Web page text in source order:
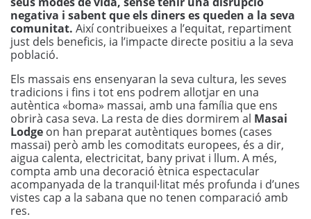
negativa i sabent que els diners es queden a la seva
comunitat. Així contribueixes a l’equitat, repartiment
just dels beneficis, ia l’impacte directe positiu a la seva
població.
Els massais ens ensenyaran la seva cultura, les seves
tradicions i fins i tot ens podrem allotjar en una
autèntica «boma» massai, amb una família que ens
obrirà casa seva. La resta de dies dormirem al Masai
Lodge on han preparat autèntiques bomes (cases
massai) però amb les comoditats europees, és a dir,
aigua calenta, electricitat, bany privat i llum. A més,
compta amb una decoració ètnica espectacular
acompanyada de la tranquil·litat més profunda i d’unes
vistes cap a la sabana que no tenen comparació amb
res.